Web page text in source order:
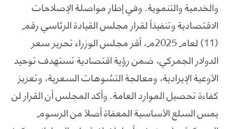
والخدمية والتنموية. وفي إطار مواصلة الإصلاحات
الاقتصادية وتنفيذاً لقرار مجلس القيادة الرئاسي رقم
(11) لعام 2025م، أقر مجلس الوزراء تحرير سعر
الدولار الجمركي، ضمن رؤية اقتصادية تستهدف توحيد
الأوعية الإيرادية، ومعالجة التشوهات السعرية، وتعزيز
كفاءة تحصيل الموارد العامة. وأكد المجلس أن القرار لن
يمس السلع الأساسية المعفاة أصلاً من الرسوم